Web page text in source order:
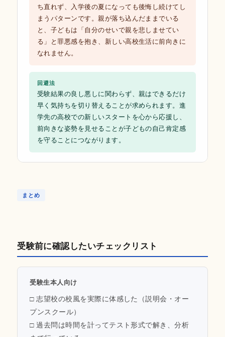
ち直れず、入学後の夏になっても後悔し続けてし
まうパターンです。親が落ち込んだままでいる
と、子どもは「自分のせいで親を悲しませてい
る」と罪悪感を抱き、新しい高校生活に前向きに
なれません。
回避法
受験結果の良し悪しに関わらず、親はできるだけ
早く気持ちを切り替えることが求められます。進
学先の高校での新しいスタートを心から応援し、
前向きな姿勢を見せることが子どもの自己肯定感
を守ることにつながります。
まとめ
受験前に確認したいチェックリスト
受験生本人向け
□ 志望校の校風を実際に体感した（説明会・オー
プンスクール）
□ 過去問は時間を計ってテスト形式で解き、分析